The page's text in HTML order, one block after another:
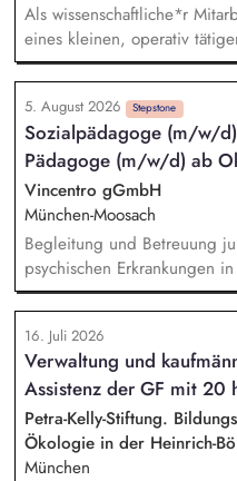
Als wissenschaftliche*r
eines kleinen, operativ
klaren Programmatik
implementiert. Sie
Umsetzung der
die
übersetzen wissenschaftliche
alltagsangebundene
Stiftungsprogrammatik.
5. August 2026 Stepstone
Sozialpädagoge (m/w/
Pädagoge (m/w/d) ab
Vincentro gGmbH
München-Moosach
Begleitung und Betreuung
psychischen Erkrankungen
Durchführung von
Anfertigen von
Entwicklungsbögen •
Jugendämtern, dem Bezirk
Kooperationspartnern •
Dokumentation deiner Arbeit
16. Juli 2026
Verwaltung und
Assistenz der GF mit 20
Petra-Kelly-Stiftung.
Ökologie in der Heinrich-
München